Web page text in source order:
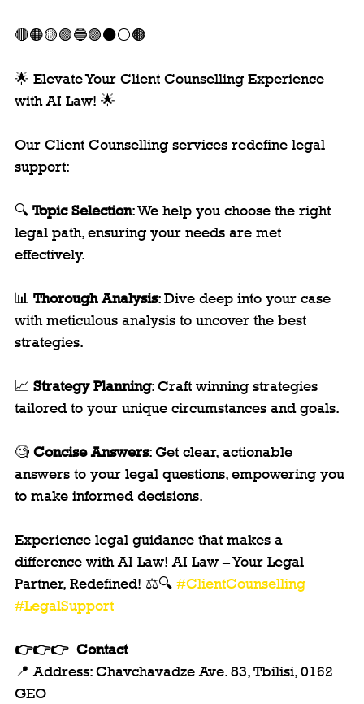
🔴🟠🟡🟢🔵🟣⚫️⚪️🟤
🌟 Elevate Your Client Counselling Experience
with AI Law! 🌟
Our Client Counselling services redefine legal
support:
🔍 Topic Selection: We help you choose the right
legal path, ensuring your needs are met
effectively.
📊 Thorough Analysis: Dive deep into your case
with meticulous analysis to uncover the best
strategies.
📈 Strategy Planning: Craft winning strategies
tailored to your unique circumstances and goals.
🧐 Concise Answers: Get clear, actionable
answers to your legal questions, empowering you
to make informed decisions.
Experience legal guidance that makes a
difference with AI Law! AI Law – Your Legal
Partner, Redefined! ⚖️🔍 #ClientCounselling
#LegalSupport
👉👉👉  Contact
📍 Address: Chavchavadze Ave. 83, Tbilisi, 0162
GEO